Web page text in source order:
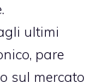
ultimi
pare
sul mercato